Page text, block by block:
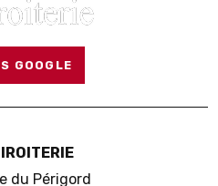
GOOGLE
du Périgord